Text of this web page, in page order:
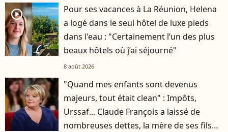
player2
Pour ses vacances à La Réunion, Helena
a logé dans le seul hôtel de luxe pieds
dans l'eau : "Certainement l’un des plus
beaux hôtels où j’ai séjourné"
8 août 2026
"Quand mes enfants sont devenus
majeurs, tout était clean" : Impôts,
Urssaf... Claude François a laissé de
nombreuses dettes, la mère de ses fils